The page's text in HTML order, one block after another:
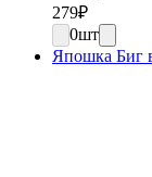
279₽
0шт
Япошка Биг